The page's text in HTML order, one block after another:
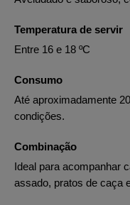
Temperatura de servir
Entre 16 e 18 ºC
Consumo
Até aproximadamente
condições.
Combinação
Ideal para acompanhar
assado, pratos de caça